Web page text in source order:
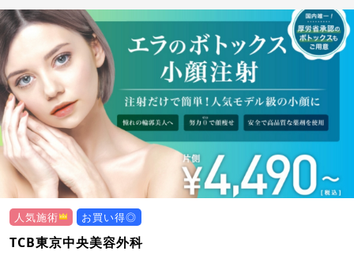
人気施術 お買い得◎
TCB東京中央美容外科